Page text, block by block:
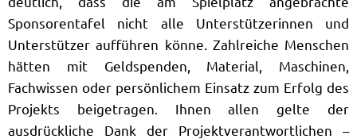
Sponsorentafel nicht alle Unterstützerinnen und
Unterstützer aufführen könne. Zahlreiche Menschen
hätten mit Geldspenden, Material, Maschinen,
Fachwissen oder persönlichem Einsatz zum Erfolg des
Projekts beigetragen. Ihnen allen gelte der
ausdrückliche Dank der Projektverantwortlichen –